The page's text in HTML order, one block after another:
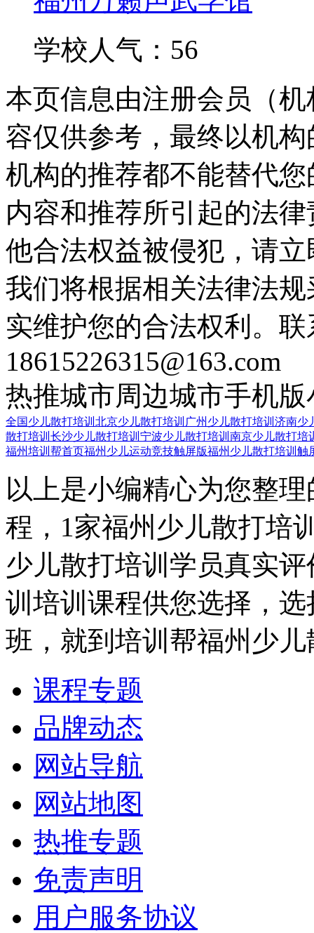
学校人气：56
本页信息由注册会员（
容仅供参考，最终以机
机构的推荐都不能替代
内容和推荐所引起的法
他合法权益被侵犯，请
我们将根据相关法律法
实维护您的合法权利。
18615226315@163.com
热推城市周边城市手机版
全国少儿散打培训 北京少儿散打培训 广州少儿散打培训 济南少
散打培训 长沙少儿散打培训 宁波少儿散打培训 南京少儿散打培
福州培训帮首页福州少儿运动竞技触屏版福州少儿散打培训触
以上是小编精心为您整
程，1家福州少儿散打培
少儿散打培训学员真实
训培训课程供您选择，
班，就到培训帮福州少
课程专题
品牌动态
网站导航
网站地图
热推专题
免责声明
用户服务协议